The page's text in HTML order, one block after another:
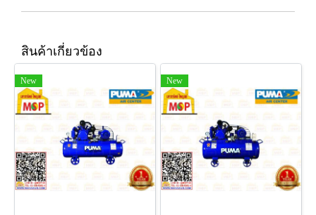
สินค้าเกี่ยวข้อง
New New